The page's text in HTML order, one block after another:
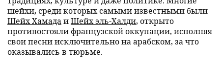
шейхи, среди которых самыми известными были
Шейх ХамадаиШейх эль-Халди, открыто
противостояли французской оккупации, исполняя
свои песни исключительно на арабском, за что
оказывались в тюрьме.